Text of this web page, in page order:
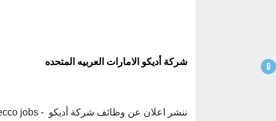
شركة أديكو الامارات العربيه المتحده